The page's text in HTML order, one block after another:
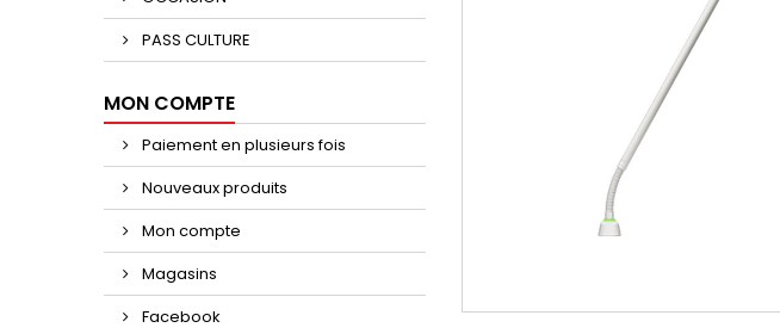
PASS CULTURE
MON COMPTE
Paiement en plusieurs fois
Nouveaux produits
Mon compte
Magasins
Facebook